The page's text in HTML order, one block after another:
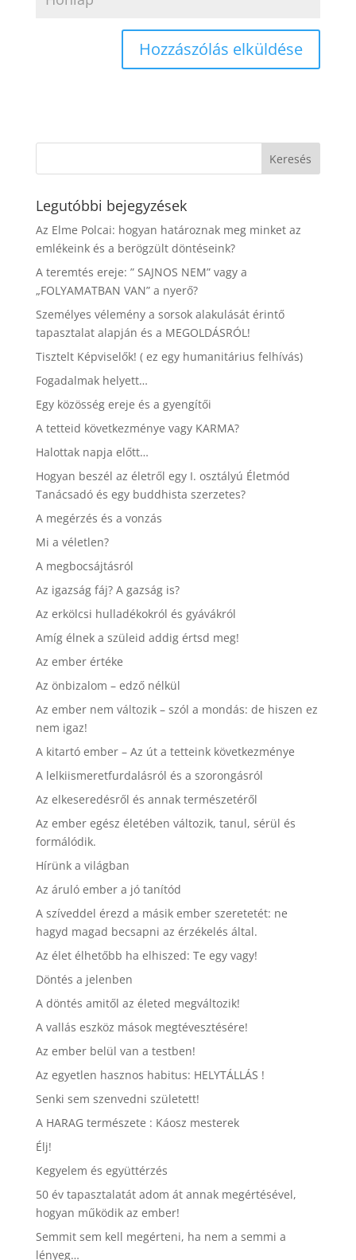
Legutóbbi bejegyzések
Az Elme Polcai: hogyan határoznak meg minket az
emlékeink és a berögzült döntéseink?
A teremtés ereje: ” SAJNOS NEM” vagy a
„FOLYAMATBAN VAN” a nyerő?
Személyes vélemény a sorsok alakulását érintő
tapasztalat alapján és a MEGOLDÁSRÓL!
Tisztelt Képviselők! ( ez egy humanitárius felhívás)
Fogadalmak helyett…
Egy közösség ereje és a gyengítői
A tetteid következménye vagy KARMA?
Halottak napja előtt…
Hogyan beszél az életről egy I. osztályú Életmód
Tanácsadó és egy buddhista szerzetes?
A megérzés és a vonzás
Mi a véletlen?
A megbocsájtásról
Az igazság fáj? A gazság is?
Az erkölcsi hulladékokról és gyávákról
Amíg élnek a szüleid addig értsd meg!
Az ember értéke
Az önbizalom – edző nélkül
Az ember nem változik – szól a mondás: de hiszen ez
nem igaz!
A kitartó ember – Az út a tetteink következménye
A lelkiismeretfurdalásról és a szorongásról
Az elkeseredésről és annak természetéről
Az ember egész életében változik, tanul, sérül és
formálódik.
Hírünk a világban
Az áruló ember a jó tanítód
A szíveddel érezd a másik ember szeretetét: ne
hagyd magad becsapni az érzékelés által.
Az élet élhetőbb ha elhiszed: Te egy vagy!
Döntés a jelenben
A döntés amitől az életed megváltozik!
A vallás eszköz mások megtévesztésére!
Az ember belül van a testben!
Az egyetlen hasznos habitus: HELYTÁLLÁS !
Senki sem szenvedni született!
A HARAG természete : Káosz mesterek
Élj!
Kegyelem és együttérzés
50 év tapasztalatát adom át annak megértésével,
hogyan működik az ember!
Semmit sem kell megérteni, ha nem a semmi a
lényeg…